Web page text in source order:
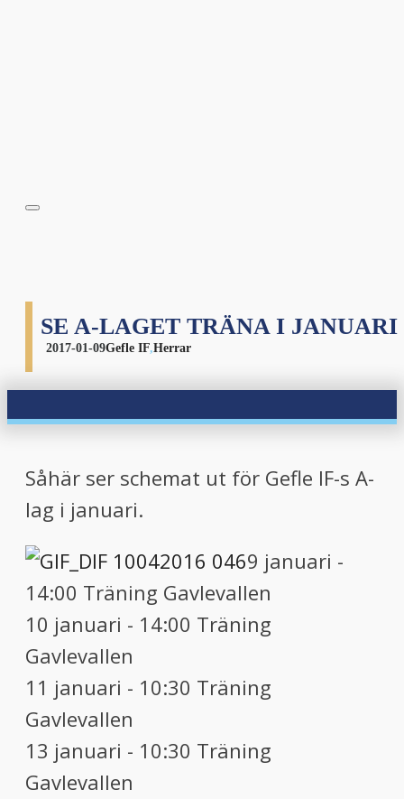
SE A-LAGET TRÄNA I JANUARI
2017-01-09Gefle IF,Herrar
Såhär ser schemat ut för Gefle IF-s A-
lag i januari.
9 januari -
14:00 Träning Gavlevallen
10 januari - 14:00 Träning
Gavlevallen
11 januari - 10:30 Träning
Gavlevallen
13 januari - 10:30 Träning
Gavlevallen